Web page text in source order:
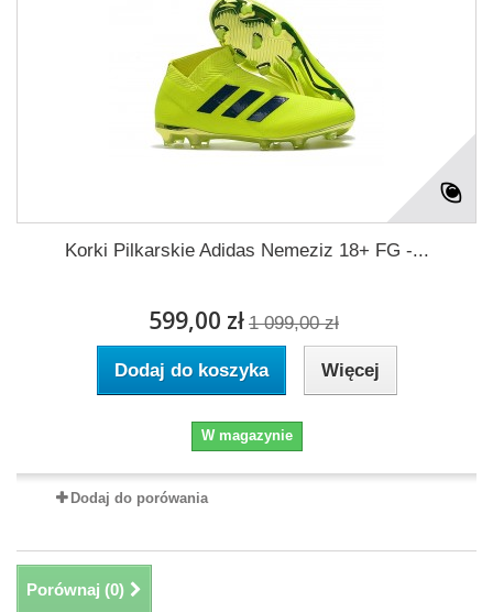
Korki Pilkarskie Adidas Nemeziz 18+ FG -...
599,00 zł 1 099,00 zł
Dodaj do koszyka Więcej
W magazynie
Dodaj do porówania
Porównaj (0)